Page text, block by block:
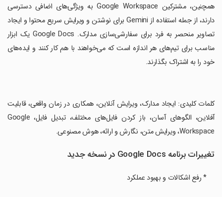
‏همچنین، مشترکین Google Workspace به ویژگی‌های اضافی دسترسی
دارند، از جمله استفاده از Gemini برای نوشتن و ویرایش سریع محتوا و ایجاد
تصاویر منحصر به فرد برای سفارشی‌سازی مدارک. Google Docs یک ابزار
مناسب برای تیم‌های هر اندازه است که می‌خواهند با هم کار کنند و ایده‌های
خود را به اشتراک بگذارند.
‏کلمات کلیدی: ایجاد مدارک، ویرایش آنلاین، همکاری در زمان واقعی، قابلیت
آفلاین، الگوهای آسان، باز کردن فایل‌های مختلف، تبدیل فایل، Google
Workspace، ویرایش متن، نگارش و ارائه، هوش مصنوعی.
تغییرات برنامه Google Docs در نسخه جدید
* رفع اشکالات و بهبود عملکرد